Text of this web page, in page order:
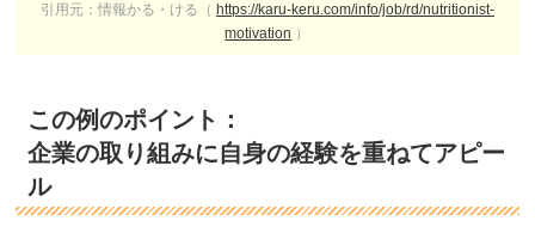
引用元：情報かる・ける（ https://karu-keru.com/info/job/rd/nutritionist-
motivation ）
この例のポイント：
企業の取り組みに自身の経験を重ねてアピー
ル